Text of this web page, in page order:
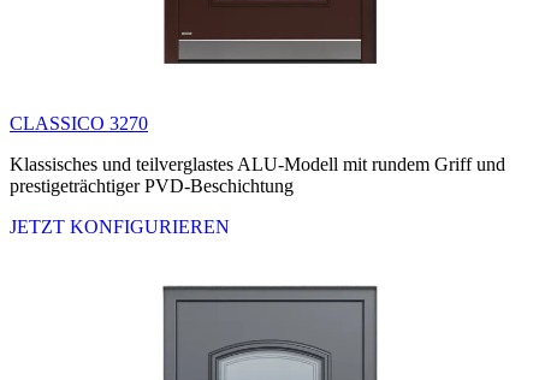
CLASSICO 3270
Klassisches und teilverglastes ALU-Modell mit rundem Griff und
prestigeträchtiger PVD-Beschichtung
JETZT KONFIGURIEREN